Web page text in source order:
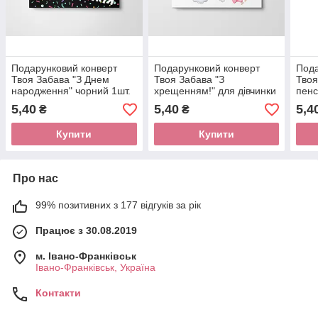
Подарунковий конверт
Твоя Забава "З Днем
народження" чорний 1шт.
5,40 ₴
Купити
Подарунковий конверт
Твоя Забава "З
хрещенням!" для дівчинки
1шт.
5,40₴
Купити
Про нас
99% позитивних з 177 відгуків за рік
Працює з 30.08.2019
м. Івано-Франківськ
Івано-Франківськ, Україна
Контакти